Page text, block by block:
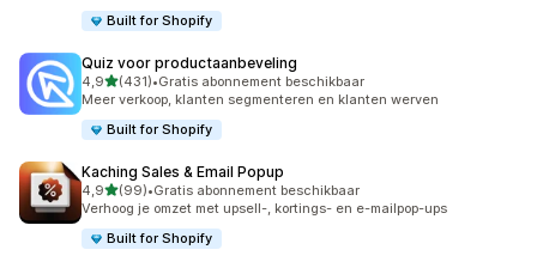
Built for Shopify
Quiz voor productaanbeveling
4,9van 5 sterren
(431)
431 recensies in totaal
•Gratis abonnement beschikbaar
Meer verkoop, klanten segmenteren en klanten werven
Built for Shopify
Kaching Sales & Email Popup
4,9van 5 sterren
(99)
99 recensies in totaal
•Gratis abonnement beschikbaar
Verhoog je omzet met upsell-, kortings- en e-mailpop-ups
Built for Shopify